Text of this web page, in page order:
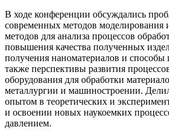
В ходе конференции обсуждались
современных методов моделирования
методов для анализа процессов
повышения качества полученных
получения наноматериалов и способы
также перспективы развития
оборудования для обработки
металлургии и машиностроении.
опытом в теоретических и
и освоении новых наукоемких
давлением.